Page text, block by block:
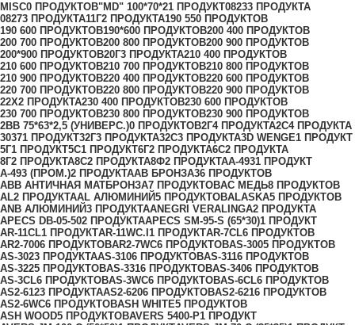
MISC0 ПРОДУКТОВ"MD" 100*70*21 ПРОДУКТ08233 ПРОДУКТА
08273 ПРОДУКТА11Г2 ПРОДУКТА190 550 ПРОДУКТОВ
190 600 ПРОДУКТОВ190*600 ПРОДУКТОВ200 400 ПРОДУКТОВ
200 700 ПРОДУКТОВ200 800 ПРОДУКТОВ200 900 ПРОДУКТОВ
200*900 ПРОДУКТОВ20Г3 ПРОДУКТА210 400 ПРОДУКТОВ
210 600 ПРОДУКТОВ210 700 ПРОДУКТОВ210 800 ПРОДУКТОВ
210 900 ПРОДУКТОВ220 400 ПРОДУКТОВ220 600 ПРОДУКТОВ
220 700 ПРОДУКТОВ220 800 ПРОДУКТОВ220 900 ПРОДУКТОВ
22Х2 ПРОДУКТА230 400 ПРОДУКТОВ230 600 ПРОДУКТОВ
230 700 ПРОДУКТОВ230 800 ПРОДУКТОВ230 900 ПРОДУКТОВ
2ВВ 75*63*2,5 (УНИВЕРС.)0 ПРОДУКТОВ2Г4 ПРОДУКТА2С4 ПРОДУКТА
30371 ПРОДУКТ32Г3 ПРОДУКТА32С3 ПРОДУКТА3D WENGE1 ПРОДУКТ
5Г1 ПРОДУКТ5С1 ПРОДУКТ6Г2 ПРОДУКТА6С2 ПРОДУКТА
8Г2 ПРОДУКТА8С2 ПРОДУКТА8Ф2 ПРОДУКТАA-4931 ПРОДУКТ
A-493 (ПРОМ.)2 ПРОДУКТАAB БРОНЗА36 ПРОДУКТОВ
ABB АНТИЧНАЯ МАТБРОНЗА7 ПРОДУКТОВAC МЕДЬ8 ПРОДУКТОВ
AL2 ПРОДУКТАAL АЛЮМИНИЙ5 ПРОДУКТОВALASKA5 ПРОДУКТОВ
ANB АЛЮМИНИЙ3 ПРОДУКТАANEGRI VERALINGA2 ПРОДУКТА
APECS DB-05-502 ПРОДУКТАAPECS SM-95-S (65*30)1 ПРОДУКТ
AR-11CL1 ПРОДУКТAR-11WC.I 1 ПРОДУКТAR-7CL6 ПРОДУКТОВ
AR2-7006 ПРОДУКТОВAR2-7WC6 ПРОДУКТОВAS-3005 ПРОДУКТОВ
AS-3023 ПРОДУКТАAS-3106 ПРОДУКТОВAS-3116 ПРОДУКТОВ
AS-3225 ПРОДУКТОВAS-3316 ПРОДУКТОВAS-3406 ПРОДУКТОВ
AS-3CL6 ПРОДУКТОВAS-3WC6 ПРОДУКТОВAS-6CL6 ПРОДУКТОВ
AS2-6123 ПРОДУКТАAS2-6206 ПРОДУКТОВAS2-6216 ПРОДУКТОВ
AS2-6WC6 ПРОДУКТОВASH WHITE5 ПРОДУКТОВ
ASH WOOD5 ПРОДУКТОВAVERS 5400-P1 ПРОДУКТ